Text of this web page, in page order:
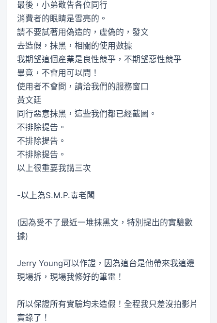
最後，小弟敬告各位同行
消費者的眼睛是雪亮的。
請不要試著用偽造的，虛偽的，發文
去造假，抹黑，相關的使用數據
我期望這個產業是良性競爭，不期望惡性競爭
畢竟，不會用可以問！
使用者不會問，請洽我們的服務窗口
黃文廷
同行惡意抹黑，這些我們都已經截圖。
不排除提告。
不排除提告。
不排除提告。
以上很重要我講三次
-以上為S.M.P.毒老闆
(因為受不了最近一堆抹黑文，特別提出的實驗數
據)
Jerry Young可以作證，因為這台是他帶來我這邊
現場拆，現場我修好的筆電！
所以保證所有實驗均未造假！全程我只差沒拍影片
實錄了！